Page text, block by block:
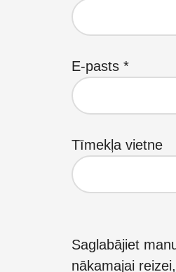
E-pasts *
Tīmekļa vietne
Saglabājiet
nākamajai